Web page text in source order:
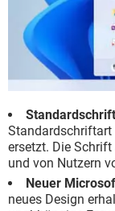
Standardschriftart
ersetzt. Die
und von Nutzern
Neuer
neues Design